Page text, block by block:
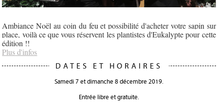
Ambiance Noël au coin du feu et possibilité d'acheter votre sapin sur
place, voilà ce que vous réservent les plantistes d'Eukalypte pour cette
édition !!
Plus d'infos
DATES ET HORAIRES
Samedi 7 et dimanche 8 décembre 2019.
Entrée libre et gratuite.